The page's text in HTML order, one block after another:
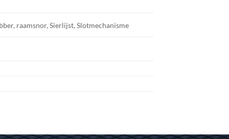
raamsnor, Sierlijst, Slotmechanisme